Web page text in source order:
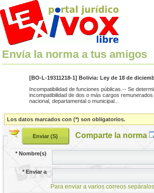
Envía la norma a tus amigos
[BO-L-19311218-1] Bolivia: Ley de 18 de
Incompatibilidad de funciones públicas.-- Se
incompatibilidad de dos o más cargos
nacional, departamental o municipal...
Los datos marcados con (*) son obligatorios.
Comparte la norma
*Nombre(s)
*Enviar a
Para enviar a varios correos